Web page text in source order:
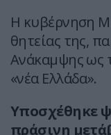
Η κυβέρνηση
θητείας της,
Ανάκαμψης ως
«νέα Ελλάδα».
Υποσχέθηκε
πράσινη